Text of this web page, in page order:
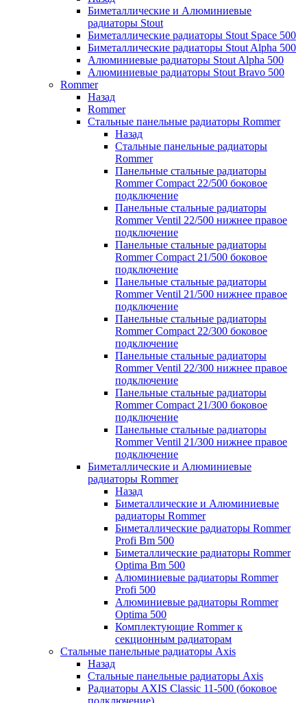
Биметаллические и Алюминиевые
радиаторы Stout
Биметаллические радиаторы Stout Space 500
Биметаллические радиаторы Stout Alpha 500
Алюминиевые радиаторы Stout Alpha 500
Алюминиевые радиаторы Stout Bravo 500
Rommer
Назад
Rommer
Стальные панельные радиаторы Rommer
Назад
Стальные панельные радиаторы
Rommer
Панельные стальные радиаторы
Rommer Compact 22/500 боковое
подключение
Панельные стальные радиаторы
Rommer Ventil 22/500 нижнее правое
подключение
Панельные стальные радиаторы
Rommer Compact 21/500 боковое
подключение
Панельные стальные радиаторы
Rommer Ventil 21/500 нижнее правое
подключение
Панельные стальные радиаторы
Rommer Compact 22/300 боковое
подключение
Панельные стальные радиаторы
Rommer Ventil 22/300 нижнее правое
подключение
Панельные стальные радиаторы
Rommer Compact 21/300 боковое
подключение
Панельные стальные радиаторы
Rommer Ventil 21/300 нижнее правое
подключение
Биметаллические и Алюминиевые
радиаторы Rommer
Назад
Биметаллические и Алюминиевые
радиаторы Rommer
Биметаллические радиаторы Rommer
Profi Bm 500
Биметаллические радиаторы Rommer
Optima Bm 500
Алюминиевые радиаторы Rommer
Profi 500
Алюминиевые радиаторы Rommer
Optima 500
Комплектующие Rommer к
секционным радиаторам
Стальные панельные радиаторы Axis
Назад
Стальные панельные радиаторы Axis
Радиаторы AXIS Classic 11-500 (боковое
подключение)